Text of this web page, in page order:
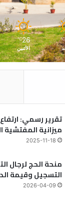
℃
26
℃
الأثنين
تقرير رسمي:
ميزانية المفتشية
2025-11-18
التسجيل وقيمة
2026-04-09